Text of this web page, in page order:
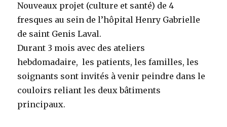
Nouveaux projet (culture et santé) de 4
fresques au sein de l’hôpital Henry Gabrielle
de saint Genis Laval.
Durant 3 mois avec des ateliers
hebdomadaire, les patients, les familles, les
soignants sont invités à venir peindre dans le
couloirs reliant les deux bâtiments
principaux.